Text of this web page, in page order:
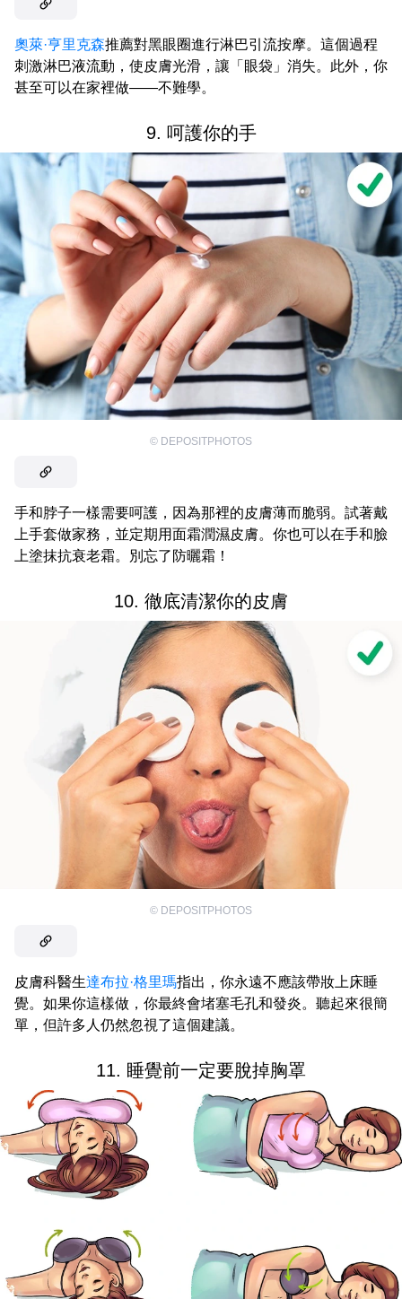
奧萊·亨里克森推薦對黑眼圈進行淋巴引流按摩。這個過程
刺激淋巴液流動，使皮膚光滑，讓「眼袋」消失。此外，你
甚至可以在家裡做——不難學。
9. 呵護你的手
© DEPOSITPHOTOS
手和脖子一樣需要呵護，因為那裡的皮膚薄而脆弱。試著戴
上手套做家務，並定期用面霜潤濕皮膚。你也可以在手和臉
上塗抹抗衰老霜。別忘了防曬霜！
10. 徹底清潔你的皮膚
© DEPOSITPHOTOS
皮膚科醫生達布拉·格里瑪指出，你永遠不應該帶妝上床睡
覺。如果你這樣做，你最終會堵塞毛孔和發炎。聽起來很簡
單，但許多人仍然忽視了這個建議。
11. 睡覺前一定要脫掉胸罩